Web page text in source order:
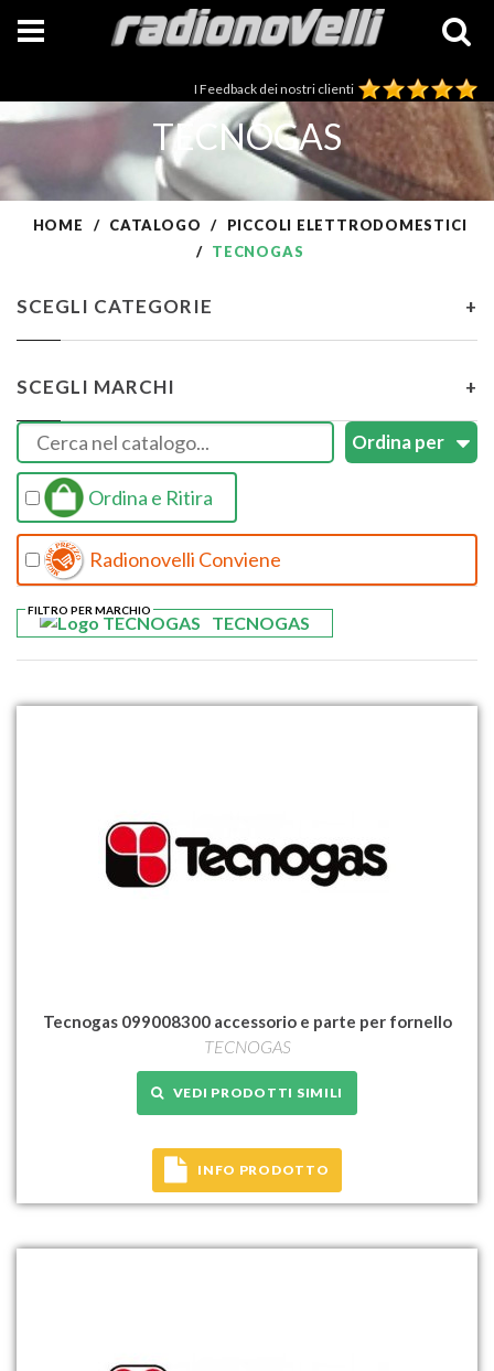
I Feedback dei nostri clienti
TECNOGAS
HOME CATALOGO
PICCOLI ELETTRODOMESTICI
TECNOGAS
SCEGLI CATEGORIE +
SCEGLI MARCHI +
Ordina e Ritira
Radionovelli Conviene
TECNOGAS
FILTRO PER MARCHIO
Tecnogas 099008300 accessorio e parte per fornello
TECNOGAS
VEDI PRODOTTI SIMILI
INFO PRODOTTO